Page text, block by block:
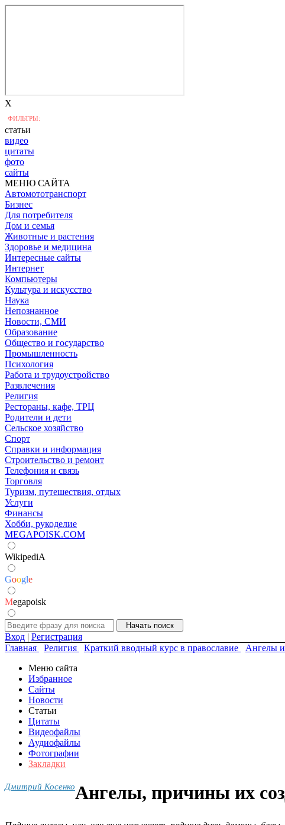
X
ФИЛЬТРЫ:
статьи
видео
цитаты
фото
сайты
МЕНЮ САЙТА
Автомототранспорт
Бизнес
Для потребителя
Дом и семья
Животные и растения
Здоровье и медицина
Интересные сайты
Интернет
Компьютеры
Культура и искусство
Наука
Непознанное
Новости, СМИ
Образование
Общество и государство
Промышленность
Психология
Работа и трудоустройство
Развлечения
Религия
Рестораны, кафе, ТРЦ
Родители и дети
Сельское хозяйство
Спорт
Справки и информация
Строительство и ремонт
Телефония и связь
Торговля
Туризм, путешествия, отдых
Услуги
Финансы
Хобби, рукоделие
MEGAPOISK.COM
WikipediA
Google
Megapoisk
Вход | Регистрация
Главная
Религия Краткий вводный курс в православие Ангелы
Меню сайта
Избранное
Сайты
Новости
Статьи
Цитаты
Видеофайлы
Аудиофайлы
Фотографии
Закладки
Дмитрий КосенкоАнгелы, причины их